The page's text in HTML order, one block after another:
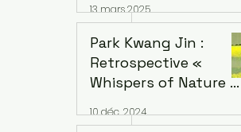
Groupe Corée :
Kwang-jin Park et la
version coréenne Du
18 au 22 février 2025
13 mars 2025
Park Kwang Jin :
Retrospective «
Whispers of Nature »
succursale de
10 déc. 2024